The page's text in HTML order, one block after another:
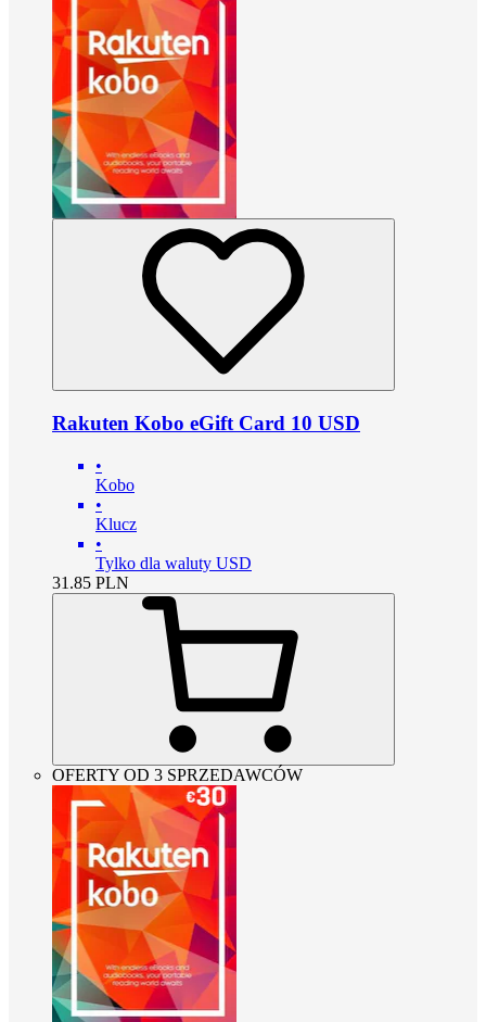
Rakuten Kobo eGift Card 10 USD
•
Kobo
•
Klucz
•
Tylko dla waluty USD
31.85 PLN
OFERTY OD 3 SPRZEDAWCÓW